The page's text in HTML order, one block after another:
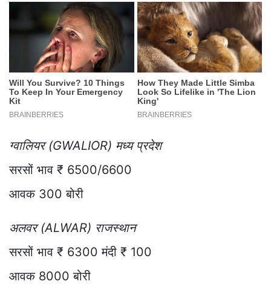
ग्वालियर (GWALIOR) मध्य प्रदेश
सरसों भाव ₹ 6500/6600
आवक 300 बोरी
अलवर (ALWAR) राजस्थान
सरसों भाव ₹ 6300 मंदी ₹ 100
आवक 8000 बोरी